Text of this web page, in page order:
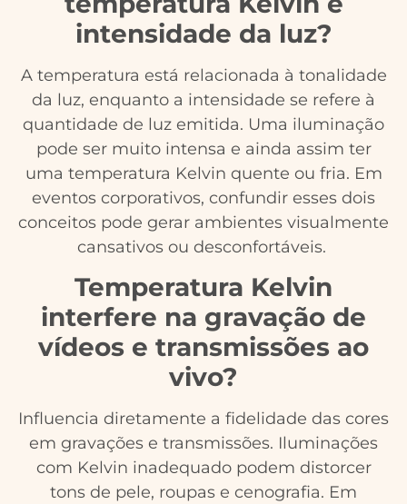
intensidade da luz?
A temperatura está relacionada à tonalidade
da luz, enquanto a intensidade se refere à
quantidade de luz emitida. Uma iluminação
pode ser muito intensa e ainda assim ter
uma temperatura Kelvin quente ou fria. Em
eventos corporativos, confundir esses dois
conceitos pode gerar ambientes visualmente
cansativos ou desconfortáveis.
Temperatura Kelvin
interfere na gravação de
vídeos e transmissões ao
vivo?
Influencia diretamente a fidelidade das cores
em gravações e transmissões. Iluminações
com Kelvin inadequado podem distorcer
tons de pele, roupas e cenografia. Em